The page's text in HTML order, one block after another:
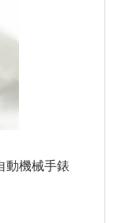
動機械手錶